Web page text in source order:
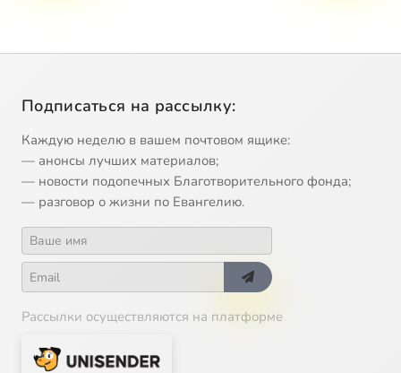
Подписаться на рассылку:
Каждую неделю в вашем почтовом ящике:
— анонсы лучших материалов;
— новости подопечных Благотворительного фонда;
— разговор о жизни по Евангелию.
Рассылки осуществляются на платформе